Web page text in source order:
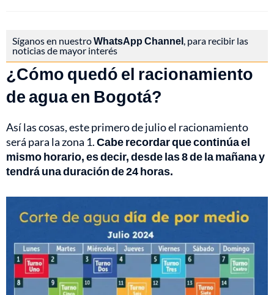
Síganos en nuestroWhatsApp Channel , para recibir las
noticias de mayor interés
¿Cómo quedó el racionamiento
de agua en Bogotá?
Así las cosas, este primero de julio el racionamiento
será para la zona 1.Cabe recordar que continúa el
mismo horario, es decir, desde las 8 de la mañana y
tendrá una duración de 24 horas.